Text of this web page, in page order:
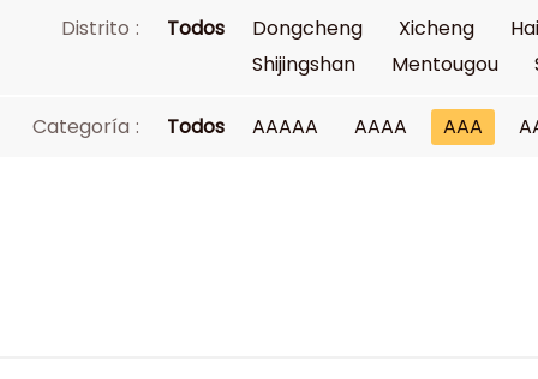
Distrito : Todos Dongcheng Xicheng
Shijingshan
Mentougou
Categoría : Todos AAAAA AAAA AAA